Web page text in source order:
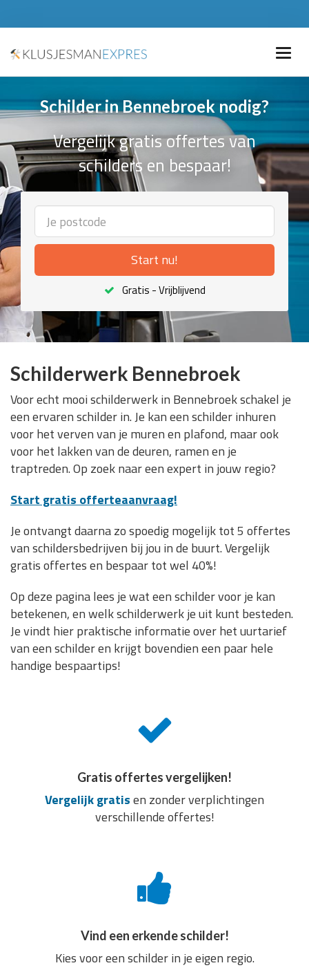
Schilder in Bennebroek nodig?
Vergelijk gratis offertes van
schilders en bespaar!
Start nu!
Gratis - Vrijblijvend
Schilderwerk Bennebroek
Voor echt mooi schilderwerk in Bennebroek schakel je
een ervaren schilder in. Je kan een schilder inhuren
voor het verven van je muren en plafond, maar ook
voor het lakken van de deuren, ramen en je
traptreden. Op zoek naar een expert in jouw regio?
Start gratis offerteaanvraag!
Je ontvangt daarna zo spoedig mogelijk tot 5 offertes
van schildersbedrijven bij jou in de buurt. Vergelijk
gratis offertes en bespaar tot wel 40%!
Op deze pagina lees je wat een schilder voor je kan
betekenen, en welk schilderwerk je uit kunt besteden.
Je vindt hier praktische informatie over het uurtarief
van een schilder en krijgt bovendien een paar hele
handige bespaartips!
Gratis offertes vergelijken!
Vergelijk gratisen zonder verplichtingen
verschillende offertes!
Vind een erkende schilder!
Kies voor een schilder in je eigen regio.